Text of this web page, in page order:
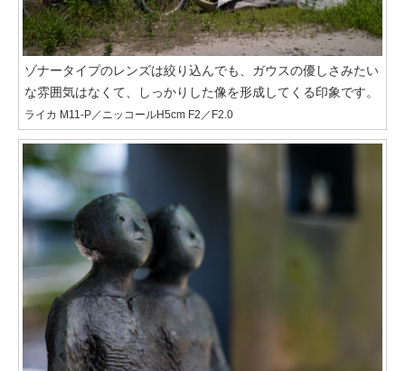
ゾナータイプのレンズは絞り込んでも、ガウスの優しさみたい
な雰囲気はなくて、しっかりした像を形成してくる印象です。
ライカ M11-P／ニッコールH5cm F2／F2.0